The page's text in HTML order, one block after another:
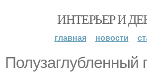
ИНТЕРЬЕР И
главная новости
Полузаглубленный